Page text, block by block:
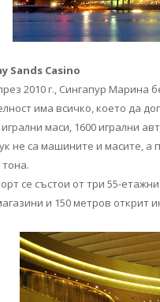
Sands Casino
2010 г., Сингапур Марина
има всичко, което да
игрални маси, 1600 игрални
не са машините и масите, а
се състои от три 55-
и 150 метров открит